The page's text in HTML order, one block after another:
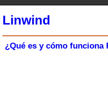
Linwind
¿Qué es y cómo funciona